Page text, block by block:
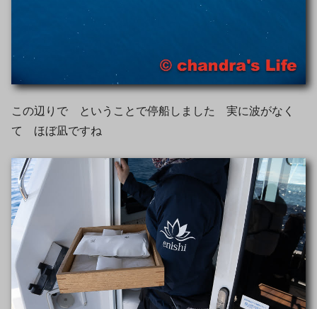
この辺りで ということで停船しました 実に波がなく
て ほぼ凪ですね